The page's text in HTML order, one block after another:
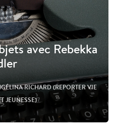
avec Rebekka
RICHARD (REPORTER VIE
JEUNESSE)